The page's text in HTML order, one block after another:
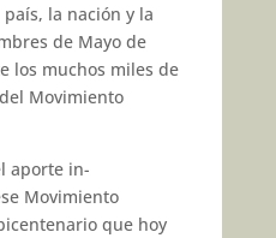
la nación y la
de Mayo de
los muchos miles de
Movi­miento
aporte in­
Movimiento
que hoy